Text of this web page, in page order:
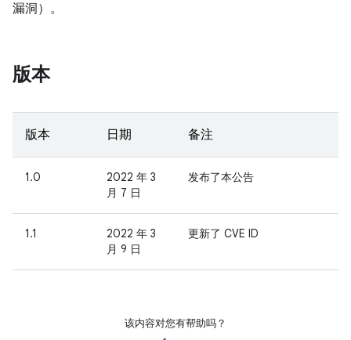
漏洞）。
版本
版本 日期 备注
1.0
2022 年 3
月 7 日
发布了本公告
1.1
2022 年 3
月 9 日
更新了 CVE ID
该内容对您有帮助吗？